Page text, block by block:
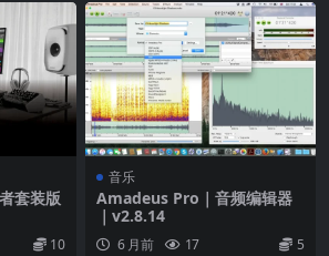
真的原声空间或富有创意的合成混
效果给轨道添加运动效果
器和效果 Patch
套装版
10
音乐
Amadeus Pro｜音频编辑器
｜v2.8.14
6 月前 17 5